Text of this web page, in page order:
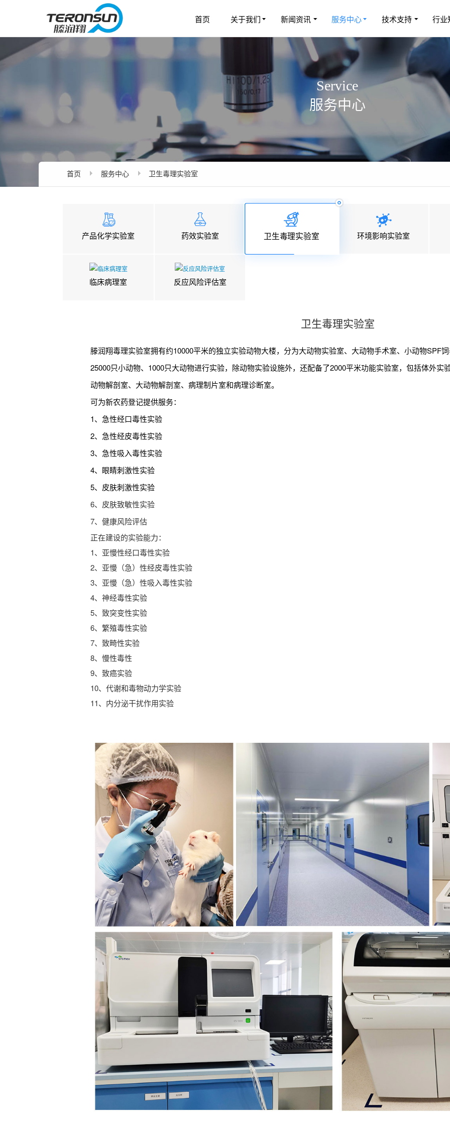
首页 关于我们 新闻资讯 服务中心 技术支持 行业
Service
服务中心
首页 服务中心 卫生毒理实验室
产品化学实验室 药效实验室 卫生毒理实验室 环境影响实验室
临床病理室 反应风险评估室
卫生毒理实验室
滕润翔毒理实验室拥有约10000平米的独立实验动物大楼，分为大动物实验室、大动物手术室、小动物SPF
25000只小动物、1000只大动物进行实验，除动物实验设施外，还配备了2000平米功能实验室，包括体外实
动物解剖室、大动物解剖室、病理制片室和病理诊断室。
可为新农药登记提供服务：
1、急性经口毒性实验
2、急性经皮毒性实验
3、急性吸入毒性实验
4、眼睛刺激性实验
5、皮肤刺激性实验
6、皮肤致敏性实验
7、健康风险评估
正在建设的实验能力：
1、亚慢性经口毒性实验
2、亚慢（急）性经皮毒性实验
3、亚慢（急）性吸入毒性实验
4、神经毒性实验
5、致突变性实验
6、繁殖毒性实验
7、致畸性实验
8、慢性毒性
9、致癌实验
10、代谢和毒物动力学实验
11、内分泌干扰作用实验